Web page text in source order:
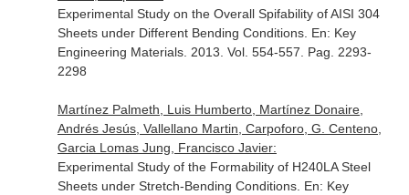
Experimental Study on the Overall Spifability of AISI 304
Sheets under Different Bending Conditions. En: Key
Engineering Materials. 2013. Vol. 554-557. Pag. 2293-
2298
Martínez Palmeth, Luis Humberto, Martínez Donaire,
Andrés Jesús, Vallellano Martin, Carpoforo, G. Centeno,
Garcia Lomas Jung, Francisco Javier:
Experimental Study of the Formability of H240LA Steel
Sheets under Stretch-Bending Conditions. En: Key